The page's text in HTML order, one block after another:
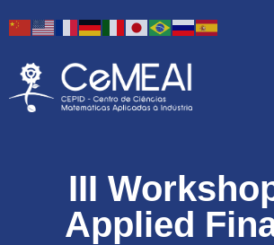
III
Applied